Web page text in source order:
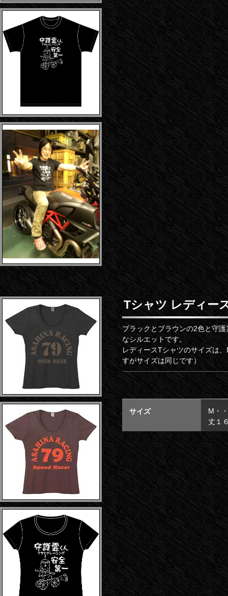
Tシャツ レディー
ブラックとブラウンの2色と守
なシルエットです。
レディースTシャツのサイズは
すがサイズは同じです）
サイズ
M・
丈１